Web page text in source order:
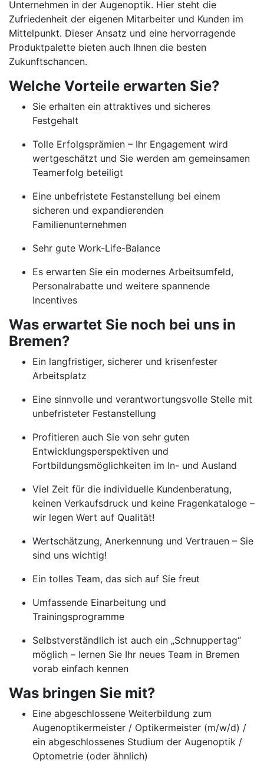
Unternehmen in der Augenoptik. Hier steht die
Zufriedenheit der eigenen Mitarbeiter und Kunden im
Mittelpunkt. Dieser Ansatz und eine hervorragende
Produktpalette bieten auch Ihnen die besten
Zukunftschancen.
Welche Vorteile erwarten Sie?
Sie erhalten ein attraktives und sicheres
Festgehalt
Tolle Erfolgsprämien – Ihr Engagement wird
wertgeschätzt und Sie werden am gemeinsamen
Teamerfolg beteiligt
Eine unbefristete Festanstellung bei einem
sicheren und expandierenden
Familienunternehmen
Sehr gute Work-Life-Balance
Es erwarten Sie ein modernes Arbeitsumfeld,
Personalrabatte und weitere spannende
Incentives
Was erwartet Sie noch bei uns in
Bremen?
Ein langfristiger, sicherer und krisenfester
Arbeitsplatz
Eine sinnvolle und verantwortungsvolle Stelle mit
unbefristeter Festanstellung
Profitieren auch Sie von sehr guten
Entwicklungsperspektiven und
Fortbildungsmöglichkeiten im In- und Ausland
Viel Zeit für die individuelle Kundenberatung,
keinen Verkaufsdruck und keine Fragenkataloge –
wir legen Wert auf Qualität!
Wertschätzung, Anerkennung und Vertrauen – Sie
sind uns wichtig!
Ein tolles Team, das sich auf Sie freut
Umfassende Einarbeitung und
Trainingsprogramme
Selbstverständlich ist auch ein „Schnuppertag“
möglich – lernen Sie Ihr neues Team in Bremen
vorab einfach kennen
Was bringen Sie mit?
Eine abgeschlossene Weiterbildung zum
Augenoptikermeister / Optikermeister (m/w/d) /
ein abgeschlossenes Studium der Augenoptik /
Optometrie (oder ähnlich)